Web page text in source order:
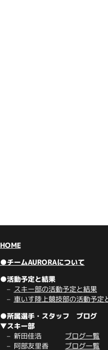
HOME
●チームAURORAについて
●活動予定と結果
スキー部の活動予定と結果
車いす陸上競技部の活動予定
●所属選手・スタッフ ブログ
▼スキー部
新田佳浩 ブログ一覧
阿部友里香 ブログ一覧